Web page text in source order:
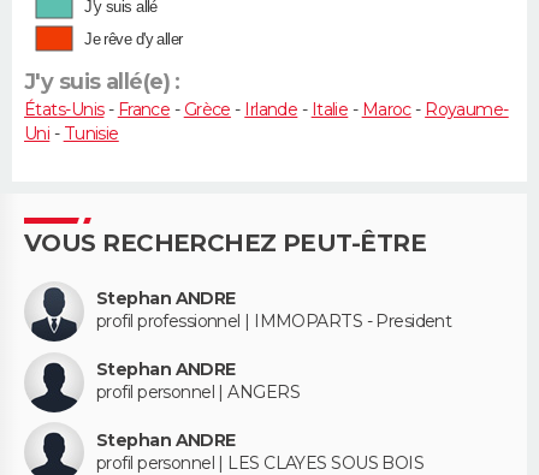
J'y suis allé
Je rêve d'y aller
J'y suis allé(e) :
États-Unis- France - Grèce - Irlande - Italie - Maroc- Royaume-
Uni - Tunisie
VOUS RECHERCHEZ PEUT-ÊTRE
Stephan ANDRE
profil professionnel | IMMOPARTS - President
Stephan ANDRE
profil personnel | ANGERS
Stephan ANDRE
profil personnel | LES CLAYES SOUS BOIS